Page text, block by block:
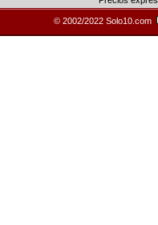
© 2002/2022 Solo10.com